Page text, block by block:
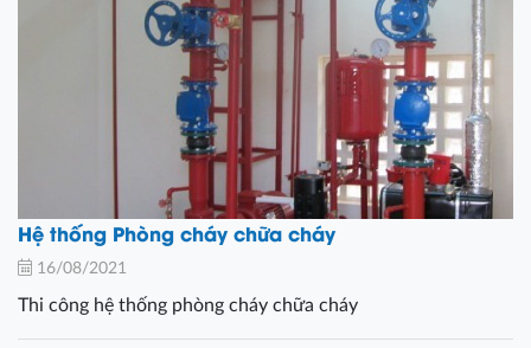
Hệ thống Phòng cháy chữa cháy
16/08/2021
Thi công hệ thống phòng cháy chữa cháy